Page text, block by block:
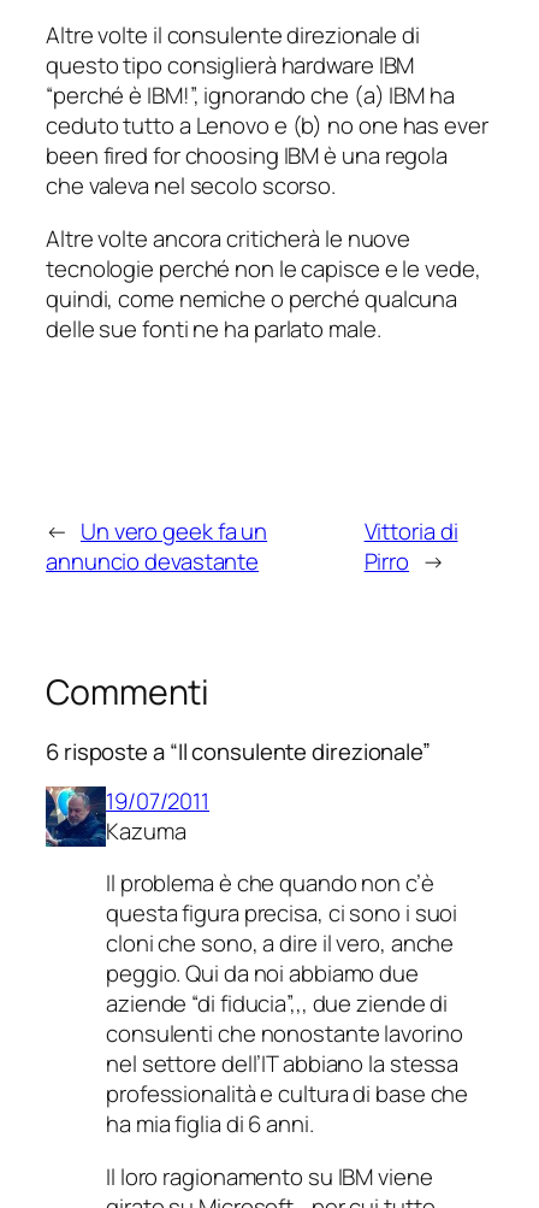
Altre volte il consulente direzionale di
questo tipo consiglierà hardware IBM
“perché è IBM!”, ignorando che (a) IBM ha
ceduto tutto a Lenovo e (b) no one has ever
been fired for choosing IBMè una regola
che valeva nel secolo scorso.
Altre volte ancora criticherà le nuove
tecnologie perché non le capisce e le vede,
quindi, come nemiche o perché qualcuna
delle suefontine ha parlato male.
← Un vero geek fa un
annuncio devastante
Vittoria di
Pirro →
Commenti
6 risposte a “Il consulente direzionale”
19/07/2011
Kazuma
Il problema è che quando non c’è
questa figura precisa, ci sono i suoi
cloni che sono, a dire il vero, anche
peggio. Qui da noi abbiamo due
aziende “di fiducia”,,, due ziende di
consulenti che nonostante lavorino
nel settore dell’IT abbiano la stessa
professionalità e cultura di base che
ha mia figlia di 6 anni.
Il loro ragionamento su IBM viene